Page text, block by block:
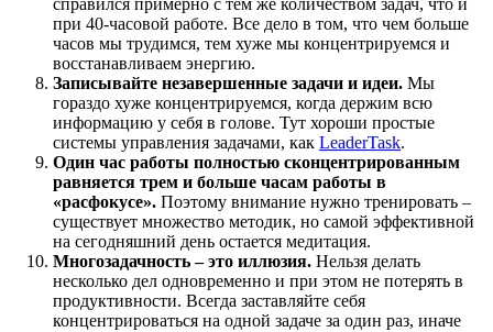
при 40-часовой работе. Все дело в том, что чем больше
часов мы трудимся, тем хуже мы концентрируемся и
восстанавливаем энергию.
Записывайте незавершенные задачи и идеи. Мы
гораздо хуже концентрируемся, когда держим всю
информацию у себя в голове. Тут хороши простые
системы управления задачами, как LeaderTask.
Один час работы полностью сконцентрированным
равняется трем и больше часам работы в
«расфокусе». Поэтому внимание нужно тренировать –
существует множество методик, но самой эффективной
на сегодняшний день остается медитация.
Многозадачность – это иллюзия. Нельзя делать
несколько дел одновременно и при этом не потерять в
продуктивности. Всегда заставляйте себя
концентрироваться на одной задаче за один раз, иначе